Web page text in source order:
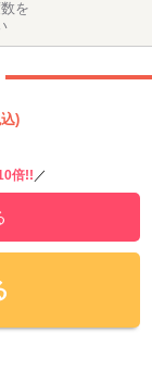
を
)
倍!! ／